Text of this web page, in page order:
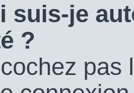
suis-je
?